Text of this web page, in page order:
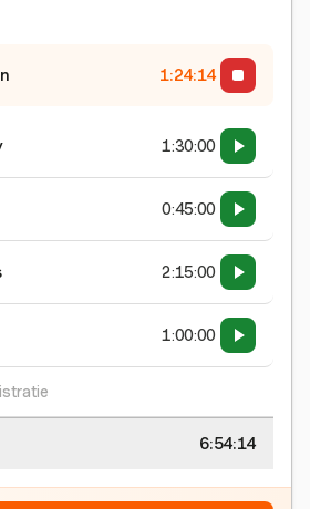
1:24:15
1:30:00
0:45:00
2:15:00
1:00:00
6:54:15